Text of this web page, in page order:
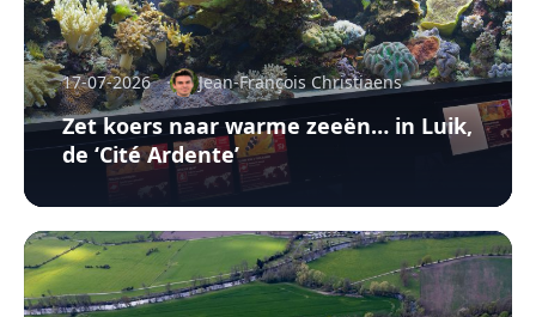
17-07-2026 Jean-François Christiaens
Zet koers naar warme zeeën… in Luik,
de ‘Cité Ardente’